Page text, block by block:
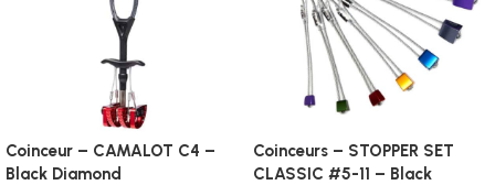
Coinceur – CAMALOT C4 –
Black Diamond
Coinceurs – STOPPER SET
CLASSIC #5-11 – Black